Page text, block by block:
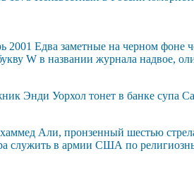
2001 Едва заметные на черном
W в названии журнала надвое,
Энди Уорхол тонет в банке супа
Али, пронзенный шестью
служить в армии США по